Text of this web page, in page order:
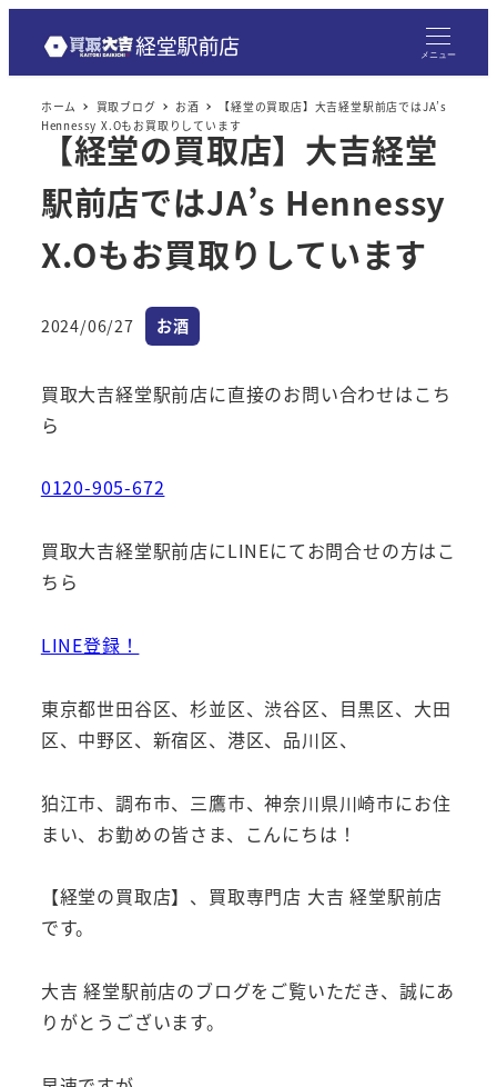
メニュー
ホーム 買取ブログ お酒
【経堂の買取店】大吉経堂駅前店ではJA’s
Hennessy X.Oもお買取りしています
【経堂の買取店】大吉経堂
駅前店ではJA’s Hennessy
X.Oもお買取りしています
投稿日
2024/06/27 カテゴリー
お酒
買取大吉経堂駅前店に直接のお問い合わせはこち
ら
0120-905-672
買取大吉経堂駅前店にLINEにてお問合せの方はこ
ちら
LINE登録！
東京都世田谷区、杉並区、渋谷区、目黒区、大田
区、中野区、新宿区、港区、品川区、
狛江市、調布市、三鷹市、神奈川県川崎市にお住
まい、お勤めの皆さま、こんにちは！
【経堂の買取店】、買取専門店 大吉 経堂駅前店
です。
大吉 経堂駅前店のブログをご覧いただき、誠にあ
りがとうございます。